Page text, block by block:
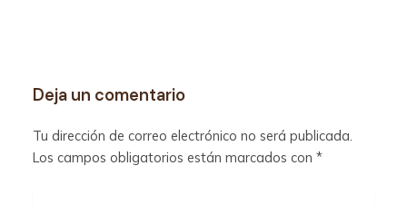
Deja un comentario
Tu dirección de correo electrónico no será publicada.
Los campos obligatorios están marcados con*